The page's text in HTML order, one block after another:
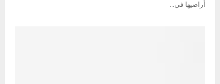
أراضيها في...